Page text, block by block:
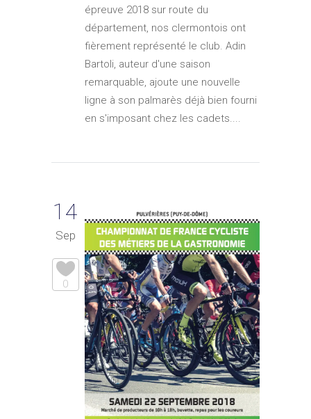
épreuve 2018 sur route du
département, nos clermontois ont
fièrement représenté le club. Adin
Bartoli, auteur d'une saison
remarquable, ajoute une nouvelle
ligne à son palmarès déjà bien fourni
en s'imposant chez les cadets....
14
Sep
0